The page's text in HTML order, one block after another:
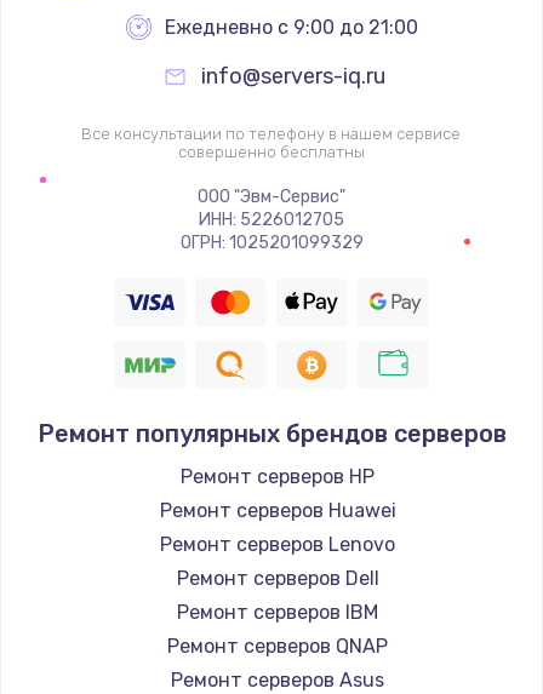
Ежедневно с 9:00 до 21:00
info@servers-iq.ru
Все консультации по телефону в нашем сервисе
совершенно бесплатны
ООО "Эвм-Сервис"
ИНН: 5226012705
ОГРН: 1025201099329
Ремонт популярных брендов серверов
Ремонт серверов HP
Ремонт серверов Huawei
Ремонт серверов Lenovo
Ремонт серверов Dell
Ремонт серверов IBM
Ремонт серверов QNAP
Ремонт серверов Asus